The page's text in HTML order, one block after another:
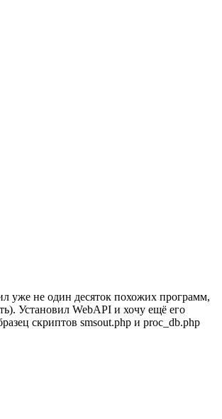
уже не один десяток похожих программ,
Установил WebAPI и хочу ещё его
скриптов smsout.php и proc_db.php